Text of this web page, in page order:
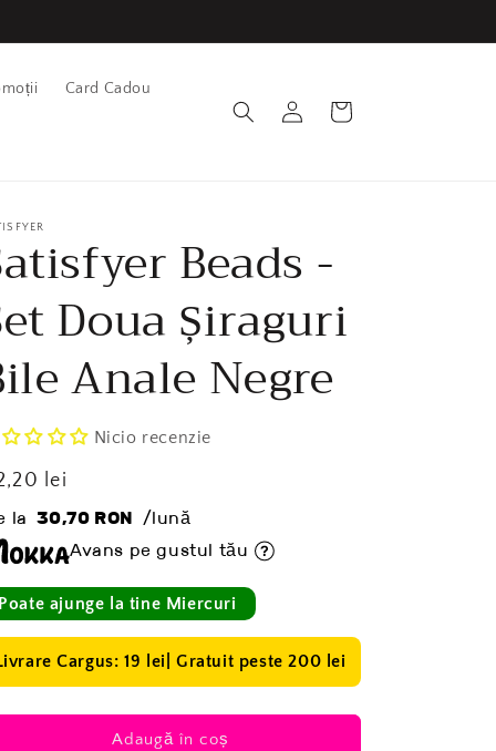
Card Cadou
te
Coș
Beads -
Doua Șiraguri
Anale Negre
Nicio recenzie
lei
la 30,70 RON /lună
Avans pe gustul tău
Poate ajunge la tine Miercuri
Cargus: 19 lei| Gratuit peste 200 lei
Adaugă în coș